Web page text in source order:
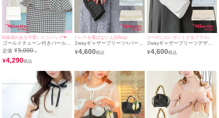
高級感のある可愛いミニバッグ❤︎
ゴールドチェーン付きパールハ
ンドルエナメル2Wayバッグ
定価 ¥5,090→
¥4,290
ドレスを選ばない上品Bag♪
2wayギャザープリーツ×パール
デザインパーティーバッグ
¥4,600
コーデにエレガントさをプラス♪
2wayギャザープリーツデザイ
ンパーティーバッグ
¥4,600